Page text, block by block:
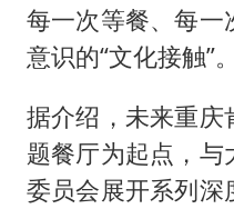
每一次等餐、每
意识的“文化接触”。
据介绍，未来重庆
题餐厅为起点，
委员会展开系列深